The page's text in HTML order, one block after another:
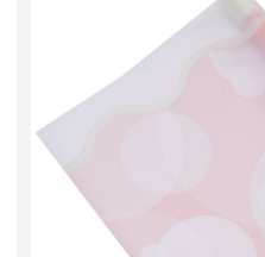
Искусственные цветы и растения
Декоративные вазы, кашпо
Свечи
Игрушки мягкие
Изделия из металла